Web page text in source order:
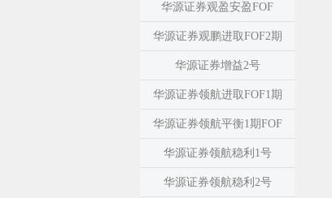
华源证券观盈安盈FOF
华源证券观鹏进取FOF2期
华源证券增益2号
华源证券领航进取FOF1期
华源证券领航平衡1期FOF
华源证券领航稳利1号
华源证券领航稳利2号